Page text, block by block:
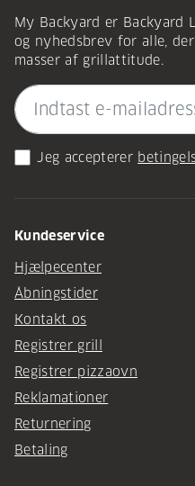
My Backyard er Backyard
og nyhedsbrev for alle,
masser af grillattitude.
Jeg accepterer
Kundeservice
Hjælpecenter
Åbningstider
Kontakt os
Registrer grill
Registrer pizzaovn
Reklamationer
Returnering
Betaling